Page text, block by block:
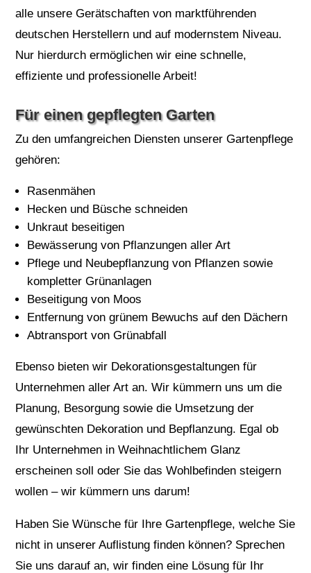
alle unsere Gerätschaften von marktführenden
deutschen Herstellern und auf modernstem Niveau.
Nur hierdurch ermöglichen wir eine schnelle,
effiziente und professionelle Arbeit!
Für einen gepflegten Garten
Zu den umfangreichen Diensten unserer Gartenpflege
gehören:
Rasenmähen
Hecken und Büsche schneiden
Unkraut beseitigen
Bewässerung von Pflanzungen aller Art
Pflege und Neubepflanzung von Pflanzen sowie
kompletter Grünanlagen
Beseitigung von Moos
Entfernung von grünem Bewuchs auf den Dächern
Abtransport von Grünabfall
Ebenso bieten wir Dekorationsgestaltungen für
Unternehmen aller Art an. Wir kümmern uns um die
Planung, Besorgung sowie die Umsetzung der
gewünschten Dekoration und Bepflanzung. Egal ob
Ihr Unternehmen in Weihnachtlichem Glanz
erscheinen soll oder Sie das Wohlbefinden steigern
wollen – wir kümmern uns darum!
Haben Sie Wünsche für Ihre Gartenpflege, welche Sie
nicht in unserer Auflistung finden können? Sprechen
Sie uns darauf an, wir finden eine Lösung für Ihr